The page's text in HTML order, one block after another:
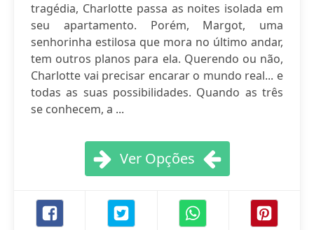
tragédia, Charlotte passa as noites isolada em
seu apartamento. Porém, Margot, uma
senhorinha estilosa que mora no último andar,
tem outros planos para ela. Querendo ou não,
Charlotte vai precisar encarar o mundo real... e
todas as suas possibilidades. Quando as três
se conhecem, a ...
Ver Opções